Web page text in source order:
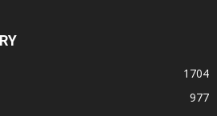
1704
977